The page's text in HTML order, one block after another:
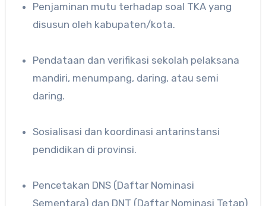
Penjaminan mutu terhadap soal TKA yang
disusun oleh kabupaten/kota.
Pendataan dan verifikasi sekolah pelaksana
mandiri, menumpang, daring, atau semi
daring.
Sosialisasi dan koordinasi antarinstansi
pendidikan di provinsi.
Pencetakan DNS (Daftar Nominasi
Sementara) dan DNT (Daftar Nominasi Tetap)